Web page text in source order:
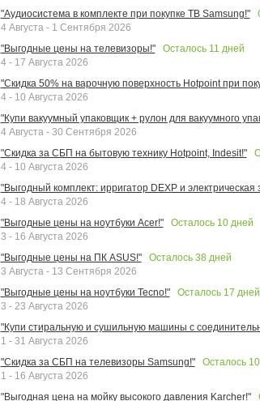
"Аудиосистема в комплекте при покупке ТВ Samsung!"
4 Августа - 1 Сентября 2026
"Выгодные цены на телевизоры!"
Осталось 11 дней
4 - 17 Августа 2026
"Скидка 50% на варочную поверхность Hotpoint при
4 - 10 Августа 2026
"Купи вакуумный упаковщик + рулон для вакуумного
4 Августа - 30 Сентября 2026
"Скидка за СБП на бытовую технику Hotpoint, Indesit!"
4 - 10 Августа 2026
"Выгодный комплект: ирригатор DEXP и
4 - 18 Августа 2026
"Выгодные цены на ноутбуки Acer!"
Осталось 10дней
3 - 16 Августа 2026
"Выгодные цены на ПК ASUS!"
Осталось 38дней
3 Августа - 13 Сентября 2026
"Выгодные цены на ноутбуки Tecno!"
Осталось 17 дней
3 - 23 Августа 2026
"Купи стиральную и сушильную машины с
1 - 31 Августа 2026
"Скидка за СБП на телевизоры Samsung!"
Осталось 10
1 - 16 Августа 2026
"Выгодная цена на мойку высокого давления Karcher!"